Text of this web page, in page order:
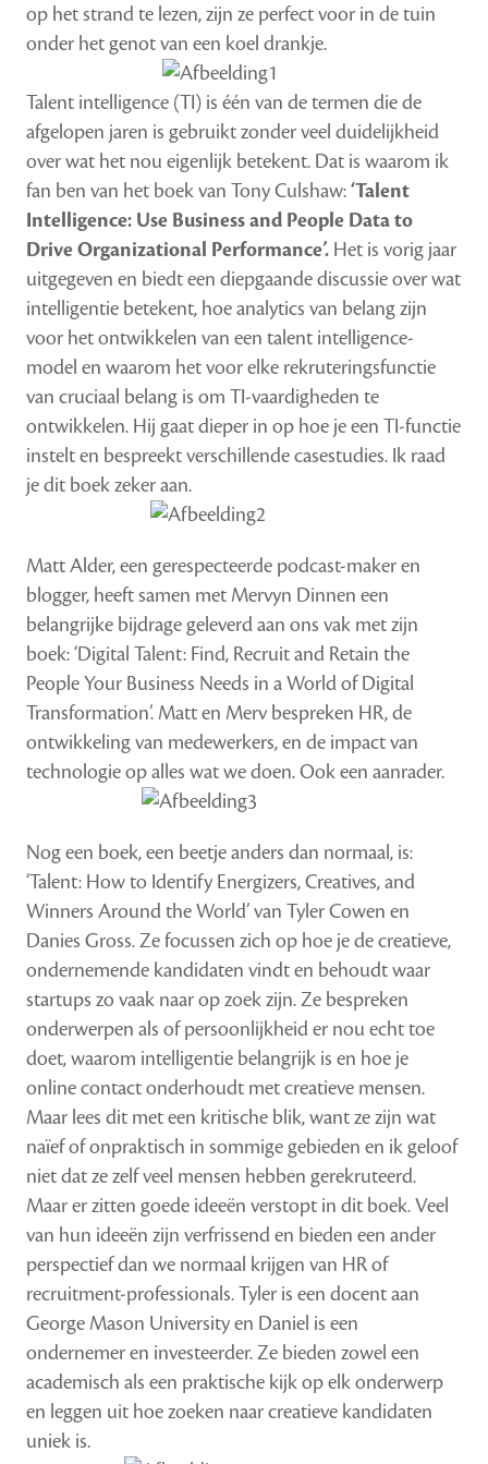
op het strand te lezen, zijn ze perfect voor in de tuin
onder het genot van een koel drankje.
Talent intelligence (TI) is één van de termen die de
afgelopen jaren is gebruikt zonder veel duidelijkheid
over wat het nou eigenlijk betekent. Dat is waarom ik
fan ben van het boek van Tony Culshaw:‘Talent
Intelligence: Use Business and People Data to
Drive Organizational Performance’. Het is vorig jaar
uitgegeven en biedt een diepgaande discussie over wat
intelligentie betekent, hoe analytics van belang zijn
voor het ontwikkelen van een talent intelligence-
model en waarom het voor elke rekruteringsfunctie
van cruciaal belang is om TI-vaardigheden te
ontwikkelen. Hij gaat dieper in op hoe je een TI-functie
instelt en bespreekt verschillende casestudies. Ik raad
je dit boek zeker aan.
Matt Alder, een gerespecteerde podcast-maker en
blogger, heeft samen met Mervyn Dinnen een
belangrijke bijdrage geleverd aan ons vak met zijn
boek: ‘Digital Talent: Find, Recruit and Retain the
People Your Business Needs in a World of Digital
Transformation’. Matt en Merv bespreken HR, de
ontwikkeling van medewerkers, en de impact van
technologie op alles wat we doen. Ook een aanrader.
Nog een boek, een beetje anders dan normaal, is:
‘Talent: How to Identify Energizers, Creatives, and
Winners Around the World’ van Tyler Cowen en
Danies Gross. Ze focussen zich op hoe je de creatieve,
ondernemende kandidaten vindt en behoudt waar
startups zo vaak naar op zoek zijn. Ze bespreken
onderwerpen als of persoonlijkheid er nou echt toe
doet, waarom intelligentie belangrijk is en hoe je
online contact onderhoudt met creatieve mensen.
Maar lees dit met een kritische blik, want ze zijn wat
naïef of onpraktisch in sommige gebieden en ik geloof
niet dat ze zelf veel mensen hebben gerekruteerd.
Maar er zitten goede ideeën verstopt in dit boek. Veel
van hun ideeën zijn verfrissend en bieden een ander
perspectief dan we normaal krijgen van HR of
recruitment-professionals. Tyler is een docent aan
George Mason University en Daniel is een
ondernemer en investeerder. Ze bieden zowel een
academisch als een praktische kijk op elk onderwerp
en leggen uit hoe zoeken naar creatieve kandidaten
uniek is.